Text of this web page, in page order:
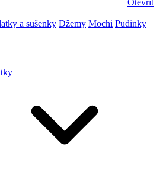
Otevřít
a sušenky Džemy Mochi Pudinky